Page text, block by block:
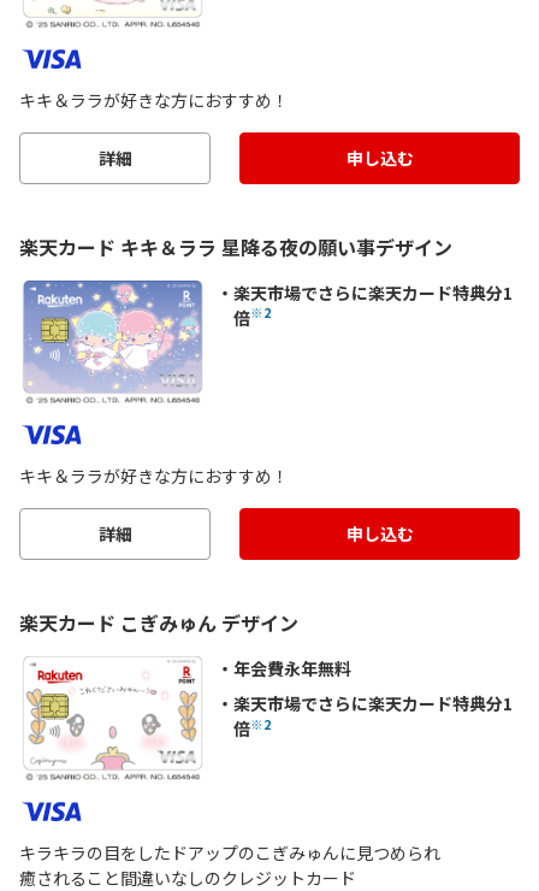
キキ＆ララが好きな方におすすめ！
詳細 申し込む
楽天カード キキ＆ララ 星降る夜の願い事デザイン
楽天市場でさらに楽天カード特典分1
倍※2
キキ＆ララが好きな方におすすめ！
詳細 申し込む
楽天カード こぎみゅん デザイン
年会費永年無料
楽天市場でさらに楽天カード特典分1
倍※2
キラキラの目をしたドアップのこぎみゅんに見つめられ
癒されること間違いなしのクレジットカード